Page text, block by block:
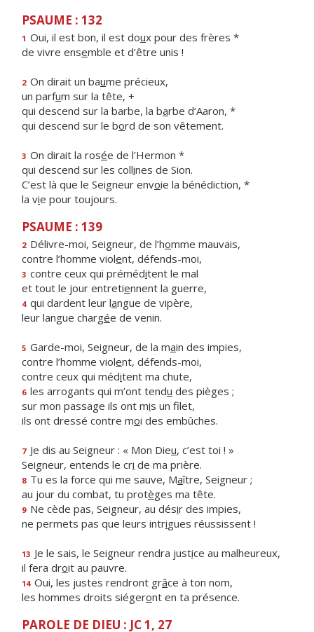
PSAUME : 132
1 Oui, il est bon, il est doux pour des frères *
de vivre ensemble et d’être unis !
2 On dirait un baume précieux,
un parfum sur la tête, +
qui descend sur la barbe, la barbe d’Aaron, *
qui descend sur le bord de son vêtement.
3 On dirait la rosée de l’Hermon *
qui descend sur les collines de Sion.
C’est là que le Seigneur envoie la bénédiction, *
la vie pour toujours.
PSAUME : 139
2 Délivre-moi, Seigneur, de l’homme mauvais,
contre l’homme violent, défends-moi,
3 contre ceux qui préméditent le mal
et tout le jour entretiennent la guerre,
4 qui dardent leur langue de vipère,
leur langue chargée de venin.
5 Garde-moi, Seigneur, de la main des impies,
contre l’homme violent, défends-moi,
contre ceux qui méditent ma chute,
6 les arrogants qui m’ont tendu des pièges ;
sur mon passage ils ont mis un filet,
ils ont dressé contre moi des embûches.
7 Je dis au Seigneur : « Mon Dieu, c’est toi ! »
Seigneur, entends le cri de ma prière.
8 Tu es la force qui me sauve, Maître, Seigneur ;
au jour du combat, tu protèges ma tête.
9 Ne cède pas, Seigneur, au désir des impies,
ne permets pas que leurs intrigues réussissent !
13 Je le sais, le Seigneur rendra justice au malheureux,
il fera droit au pauvre.
14 Oui, les justes rendront grâce à ton nom,
les hommes droits siégeront en ta présence.
PAROLE DE DIEU : JC 1, 27